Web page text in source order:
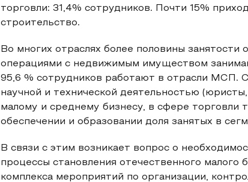
торговли: 31,4% сотрудников. Почти 15%
строительство.
Во многих отраслях более половины
операциями с недвижимым имуществом
95,6 % сотрудников работают в отрасли МСП.
научной и технической деятельностью
малому и среднему бизнесу, в сфере торговли
обеспечении и образовании доля занятых в
В связи с этим возникает вопрос о
процессы становления отечественного малого
комплекса мероприятий по организации,